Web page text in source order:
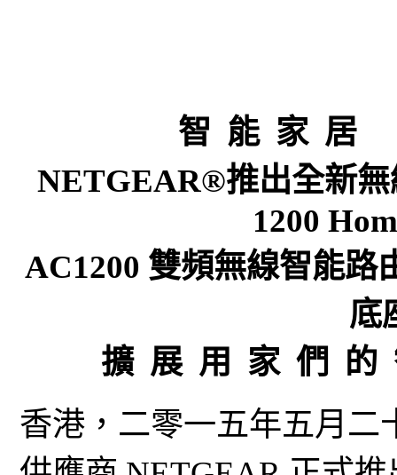
智 能 家 居
NETGEAR®推出全新
1200
AC1200 雙頻無線智能路
底
擴 展 用 家 們 的
香港，二零一五年五月